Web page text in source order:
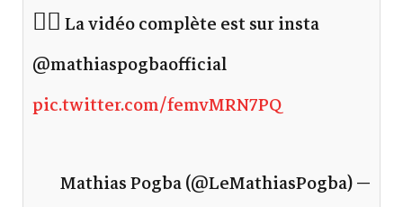
👇🏿 La vidéo complète est sur insta
@mathiaspogbaofficial
pic.twitter.com/femvMRN7PQ
— Mathias Pogba (@LeMathiasPogba)